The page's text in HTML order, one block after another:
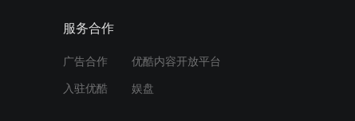
感受工人的辛苦
服务合作
广告合作 优酷内容开放平台
入驻优酷 娱盘